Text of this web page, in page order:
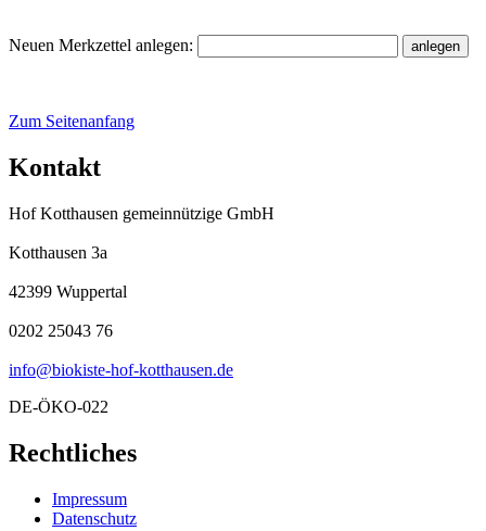
Neuen Merkzettel anlegen:
Zum Seitenanfang
Kontakt
Hof Kotthausen gemeinnützige GmbH
Kotthausen 3a
42399 Wuppertal
0202 25043 76
info@biokiste-hof-kotthausen.de
DE-ÖKO-022
Rechtliches
Impressum
Datenschutz